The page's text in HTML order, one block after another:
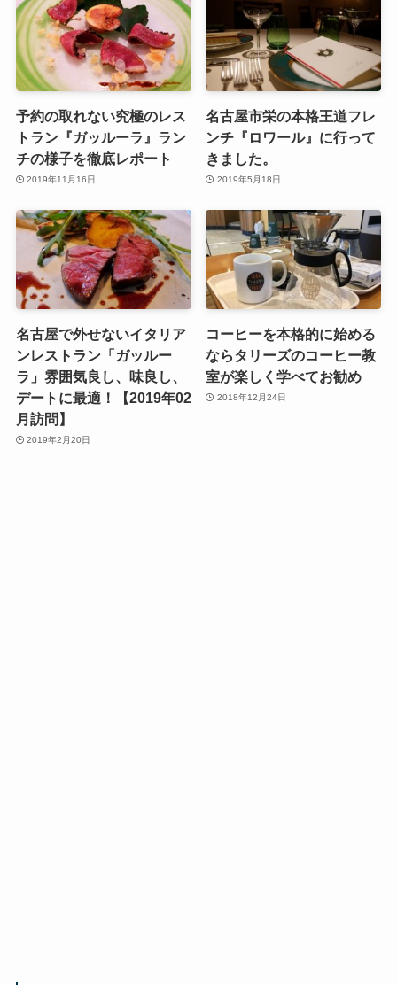
予約の取れない究極のレス
トラン『ガッルーラ』ラン
チの様子を徹底レポート
2019年11月16日
名古屋市栄の本格王道フレ
ンチ『ロワール』に行って
きました。
2019年5月18日
名古屋で外せないイタリア
ンレストラン「ガッルー
ラ」雰囲気良し、味良し、
デートに最適！【2019年02
月訪問】
2019年2月20日
コーヒーを本格的に始める
ならタリーズのコーヒー教
室が楽しく学べてお勧め
2018年12月24日